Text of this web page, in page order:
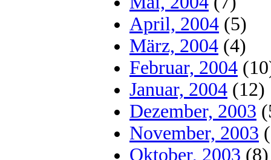
April, 2004 (5)
März, 2004 (4)
Februar, 2004
Januar, 2004 (12)
Dezember, 2003
November, 2003
Oktober, 2003 (8)